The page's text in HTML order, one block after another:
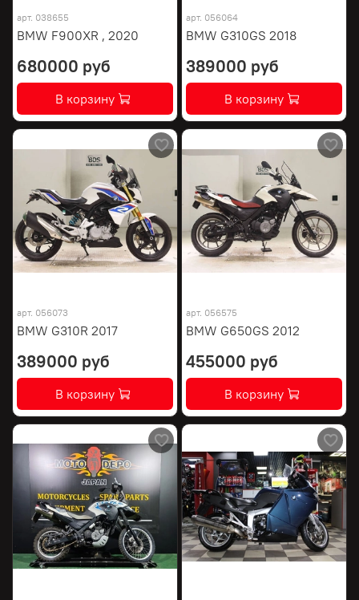
арт. 038655
BMW F900XR , 2020
680000 руб
В корзину
арт. 056064
BMW G310GS 2018
389000 руб
В корзину
арт. 056073
BMW G310R 2017
389000 руб
В корзину
арт. 056575
BMW G650GS 2012
455000 руб
В корзину